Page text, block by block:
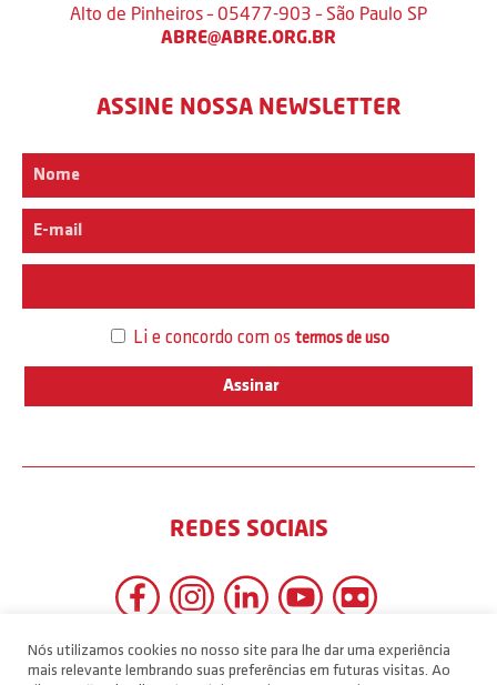
Alto de Pinheiros – 05477-903 – São Paulo SP
ABRE@ABRE.ORG.BR
ASSINE NOSSA NEWSLETTER
Li e concordo com os termos de uso
REDES SOCIAIS
Nós utilizamos cookies no nosso site para lhe dar uma experiência
mais relevante lembrando suas preferências em futuras visitas. Ao